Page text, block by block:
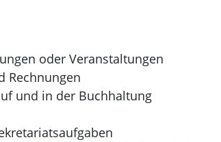
oder Veranstaltungen
Rechnungen
und in der Buchhaltung